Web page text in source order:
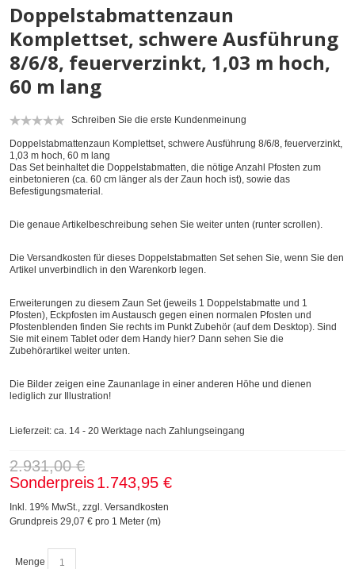
Doppelstabmattenzaun
Komplettset, schwere Ausführung
8/6/8, feuerverzinkt, 1,03 m hoch,
60 m lang
Schreiben Sie die erste Kundenmeinung
Doppelstabmattenzaun Komplettset, schwere Ausführung 8/6/8, feuerverzinkt,
1,03 m hoch, 60 m lang
Das Set beinhaltet die Doppelstabmatten, die nötige Anzahl Pfosten zum
einbetonieren (ca. 60 cm länger als der Zaun hoch ist), sowie das
Befestigungsmaterial.
Die genaue Artikelbeschreibung sehen Sie weiter unten (runter scrollen).
Die Versandkosten für dieses Doppelstabmatten Set sehen Sie, wenn Sie den
Artikel unverbindlich in den Warenkorb legen.
Erweiterungen zu diesem Zaun Set (jeweils 1 Doppelstabmatte und 1
Pfosten), Eckpfosten im Austausch gegen einen normalen Pfosten und
Pfostenblenden finden Sie rechts im Punkt Zubehör (auf dem Desktop). Sind
Sie mit einem Tablet oder dem Handy hier? Dann sehen Sie die
Zubehörartikel weiter unten.
Die Bilder zeigen eine Zaunanlage in einer anderen Höhe und dienen
lediglich zur Illustration!
Lieferzeit: ca. 14 - 20 Werktage nach Zahlungseingang
2.931,00 €
Sonderpreis1.743,95 €
Inkl. 19% MwSt., zzgl. Versandkosten
Grundpreis 29,07 € pro 1 Meter (m)
Menge